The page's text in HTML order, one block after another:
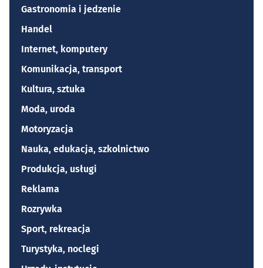
Gastronomia i jedzenie
Handel
Internet, komputery
Komunikacja, transport
Kultura, sztuka
Moda, uroda
Motoryzacja
Nauka, edukacja, szkolnictwo
Produkcja, usługi
Reklama
Rozrywka
Sport, rekreacja
Turystyka, noclegi